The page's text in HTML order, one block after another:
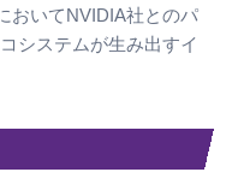
おいてNVIDIA社とのパ
システムが生み出すイ